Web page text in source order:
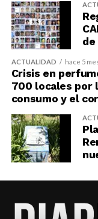
ACTUALIDAD hace 5
Crisis en
700 locales por
consumo y el